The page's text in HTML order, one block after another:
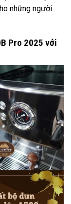
những người
Pro 2025 với